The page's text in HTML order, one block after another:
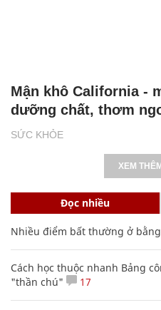
SỨC KHỎE
Mận khô California -
dưỡng chất, thơm
XEM
Đọc nhiều
Nhiều điểm bất thường ở
Cách học thuộc nhanh Bảng
"thần chú"
17